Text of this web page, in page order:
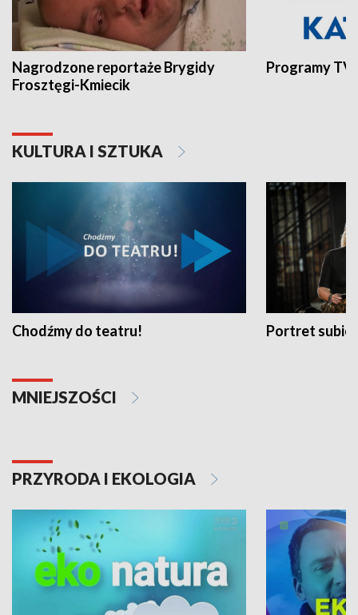
Nagrodzone reportaże Brygidy
Frosztęgi-Kmiecik
Programy
KULTURA I SZTUKA
Chodźmy do teatru! Portret
MNIEJSZOŚCI
PRZYRODA I EKOLOGIA